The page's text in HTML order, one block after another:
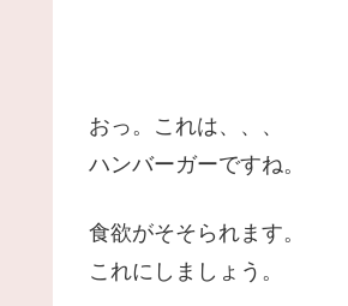
おっ。これは、、、
ハンバーガーですね。
食欲がそそられます。
これにしましょう。